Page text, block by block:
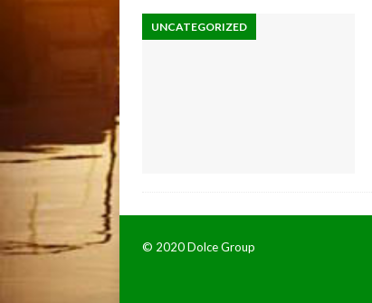
UNCATEGORIZED
© 2020 Dolce Group